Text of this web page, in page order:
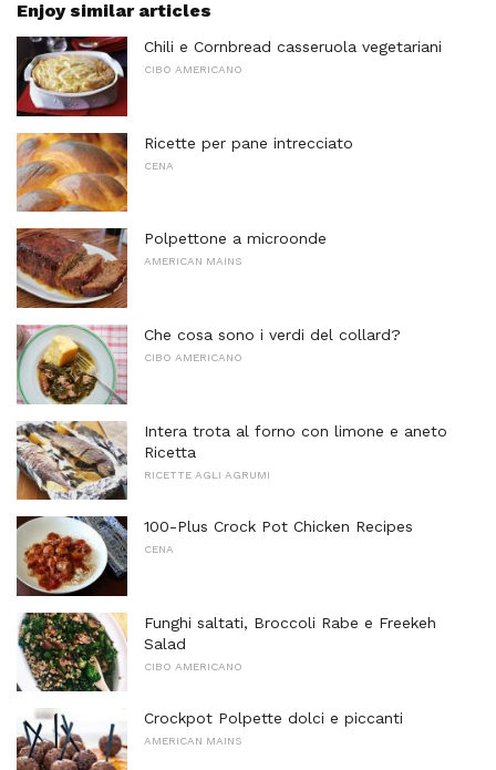
Enjoy similar articles
Chili e Cornbread casseruola vegetariani
CIBO AMERICANO
Ricette per pane intrecciato
CENA
Polpettone a microonde
AMERICAN MAINS
Che cosa sono i verdi del collard?
CIBO AMERICANO
Intera trota al forno con limone e aneto
Ricetta
RICETTE AGLI AGRUMI
100-Plus Crock Pot Chicken Recipes
CENA
Funghi saltati, Broccoli Rabe e Freekeh
Salad
CIBO AMERICANO
Crockpot Polpette dolci e piccanti
AMERICAN MAINS